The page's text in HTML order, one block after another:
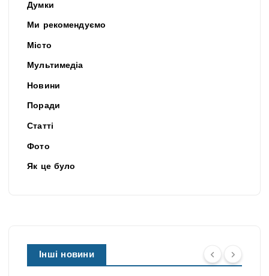
Думки
Ми рекомендуємо
Місто
Мультимедіа
Новини
Поради
Статті
Фото
Як це було
Інші новини